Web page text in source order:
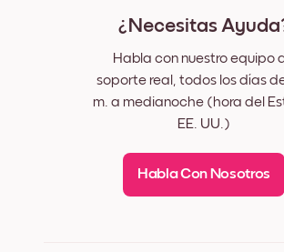
¿Necesitas
Habla con nuestro equipo
soporte real, todos los días de
m. a medianoche (hora del
EE. UU.)
Habla Con Nosotros